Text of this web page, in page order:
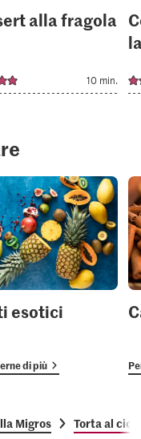
alla fragola
10 min.
esotici
di più
Migros Torta al